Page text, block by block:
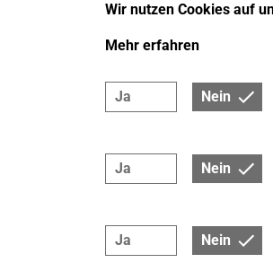
Wir nutzen Cookies auf
Mehr erfahren
Ja Nein
Ja Nein
Ja Nein